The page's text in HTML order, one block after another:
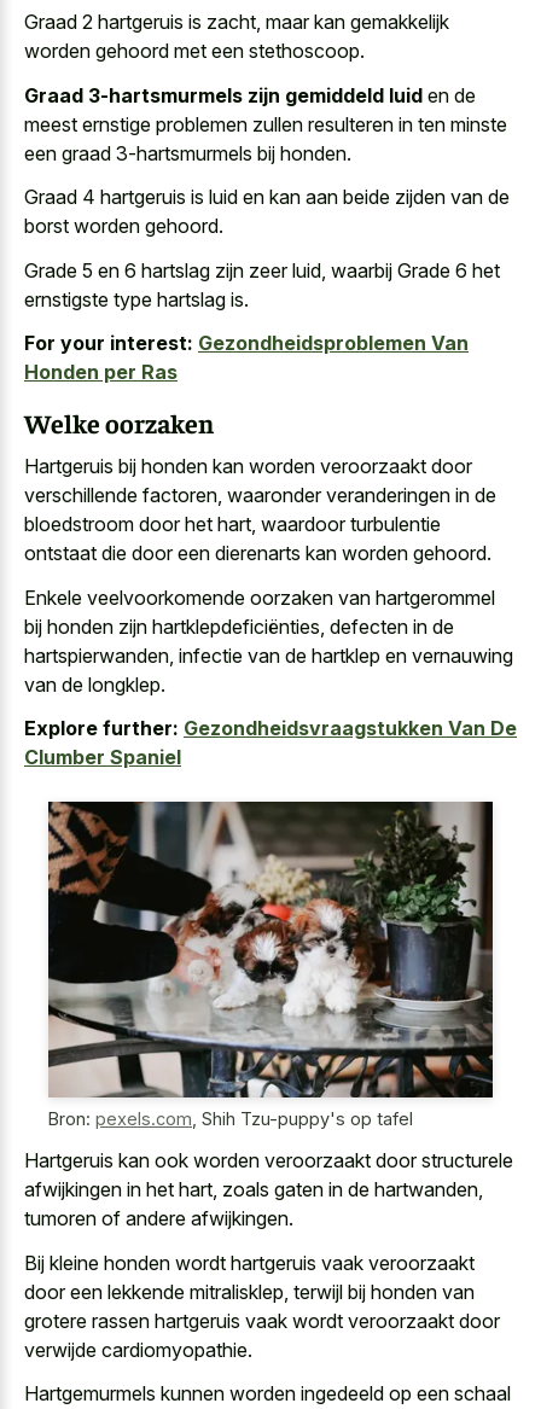
Graad 2 hartgeruis is zacht, maar kan gemakkelijk
worden gehoord met een stethoscoop.
Graad 3-hartsmurmels zijn gemiddeld luid en de
meest ernstige problemen zullen resulteren in ten minste
een graad 3-hartsmurmels bij honden.
Graad 4 hartgeruis is luid en kan aan beide zijden van de
borst worden gehoord.
Grade 5 en 6 hartslag zijn zeer luid, waarbij Grade 6 het
ernstigste type hartslag is.
For your interest: Gezondheidsproblemen Van
Honden per Ras
Welke oorzaken
Hartgeruis bij honden kan worden veroorzaakt door
verschillende factoren, waaronder veranderingen in de
bloedstroom door het hart, waardoor turbulentie
ontstaat die door een dierenarts kan worden gehoord.
Enkele veelvoorkomende oorzaken van hartgerommel
bij honden zijn hartklepdeficiënties, defecten in de
hartspierwanden, infectie van de hartklep en vernauwing
van de longklep.
Explore further: Gezondheidsvraagstukken Van De
Clumber Spaniel
Bron: pexels.com Shih Tzu-puppy's op tafel
Hartgeruis kan ook worden veroorzaakt door structurele
afwijkingen in het hart, zoals gaten in de hartwanden,
tumoren of andere afwijkingen.
Bij kleine honden wordt hartgeruis vaak veroorzaakt
door een lekkende mitralisklep , terwijl bij honden van
grotere rassen hartgeruis vaak wordt veroorzaakt door
verwijde cardiomyopathie.
Hartgemurmels kunnen worden ingedeeld op een schaal